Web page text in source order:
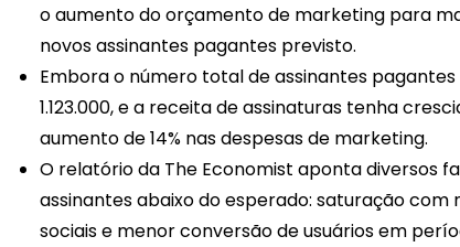
o aumento do orçamento de marketing para
novos assinantes pagantes previsto.
Embora o número total de assinantes
1.123.000, e a receita de assinaturas tenha
aumento de 14% nas despesas de marketing.
O relatório da The Economist aponta diversos
assinantes abaixo do esperado: saturação
sociais e menor conversão de usuários em